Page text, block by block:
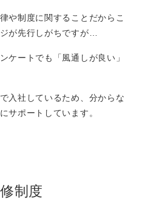
や制度に関することだからこ
が先行しがちですが…
ケートでも「風通しが良い」
入社しているため、分からな
サポートしています。
制度